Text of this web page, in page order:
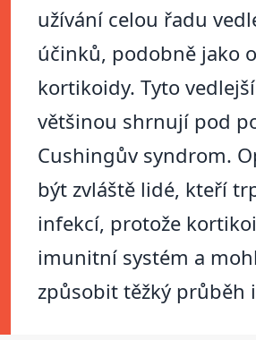
užívání celou řadu
účinků, podobně jako
kortikoidy. Tyto
většinou shrnují pod
Cushingův syndrom.
být zvláště lidé, kteří
infekcí, protože
imunitní systém a
způsobit těžký průběh